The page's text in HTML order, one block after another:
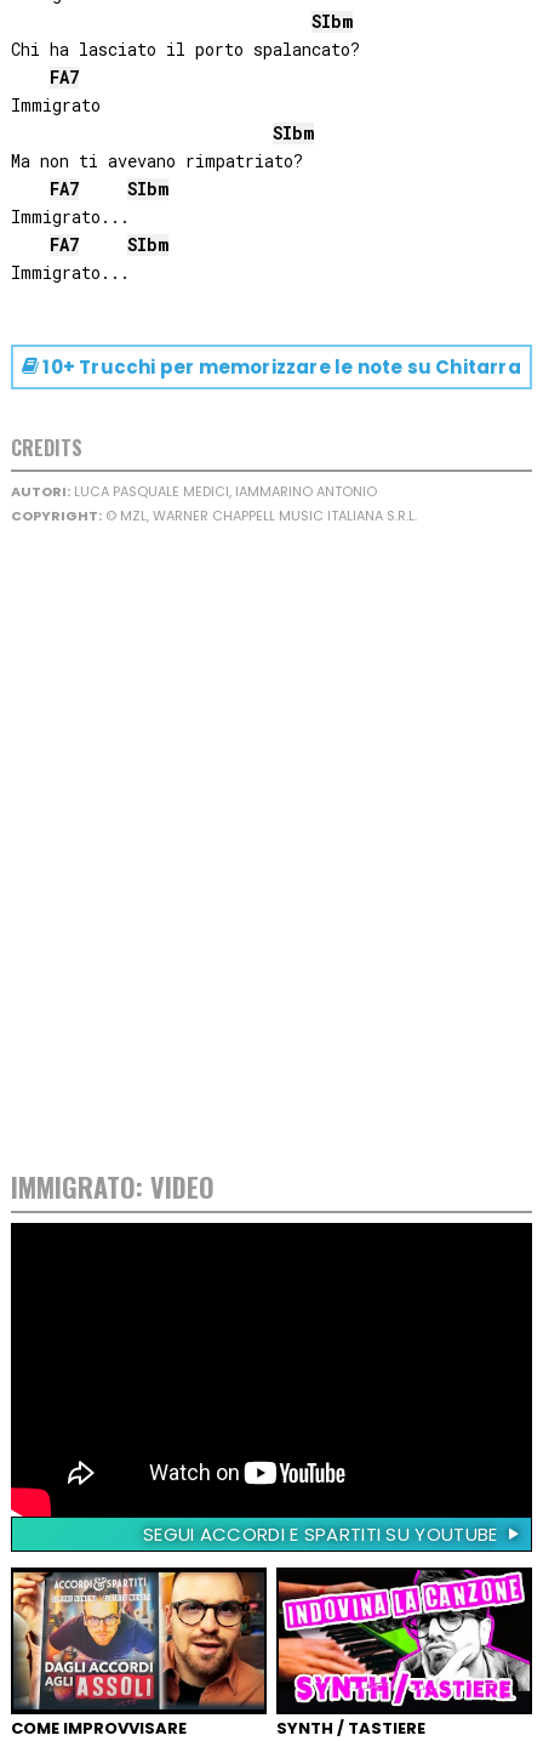
SIbm
Chi ha lasciato il porto spalancato?
FA7
Immigrato
SIbm
Ma non ti avevano rimpatriato?
FA7 SIbm
Immigrato...
FA7 SIbm
10+ Trucchi per memorizzare le note su Chitarra
CREDITS
AUTORI:LUCA PASQUALE MEDICI, IAMMARINO ANTONIO
COPYRIGHT:© MZL, WARNER CHAPPELL MUSIC ITALIANA S.R.L.
IMMIGRATO: VIDEO
SEGUI ACCORDI E SPARTITI SU YOUTUBE
COME IMPROVVISARE SYNTH / TASTIERE